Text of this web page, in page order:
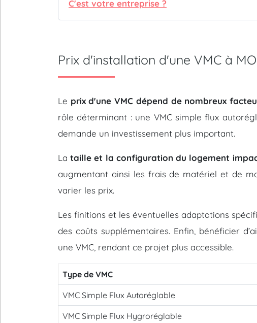
C'est votre entreprise ?
Prix d'installation d'une VMC à
Le prix d'une VMC dépend de nombreux
rôle déterminant : une VMC simple flux
demande un investissement plus important.
Lataille et la configuration du logement
augmentant ainsi les frais de matériel et de
varier les prix.
Les finitions et les éventuelles adaptations
des coûts supplémentaires. Enfin, bénéficier
une VMC, rendant ce projet plus accessible.
Type de VMC
VMC Simple Flux Autoréglable
VMC Simple Flux Hygroréglable